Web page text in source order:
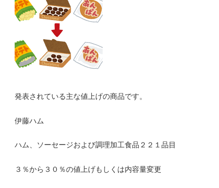
発表されている主な値上げの商品です。
伊藤ハム
ハム、ソーセージおよび調理加工食品２２１品目
３％から３０％の値上げもしくは内容量変更